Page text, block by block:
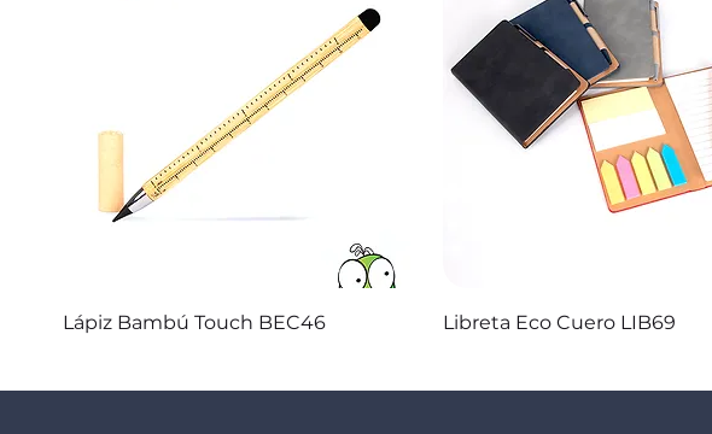
Vista rápida
Lápiz Bambú Touch BEC46 Vista rápida
Libreta Eco Cuero LIB69